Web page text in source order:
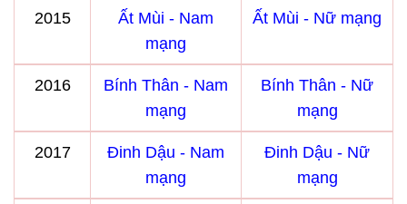
2015
Ất Mùi - Nam
mạng
Ất Mùi - Nữ mạng
2016
Bính Thân - Nam
mạng
Bính Thân - Nữ
mạng
2017
Đinh Dậu - Nam
mạng
Đinh Dậu - Nữ
mạng